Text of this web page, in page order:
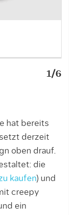
1/6
hat bereits
derzeit
oben drauf.
die
kaufen) und
creepy
ein